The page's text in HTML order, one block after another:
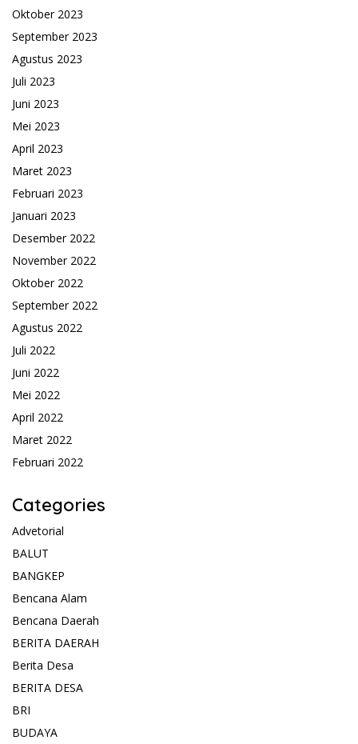
Oktober 2023
September 2023
Agustus 2023
Juli 2023
Juni 2023
Mei 2023
April 2023
Maret 2023
Februari 2023
Januari 2023
Desember 2022
November 2022
Oktober 2022
September 2022
Agustus 2022
Juli 2022
Juni 2022
Mei 2022
April 2022
Maret 2022
Februari 2022
Categories
Advetorial
BALUT
BANGKEP
Bencana Alam
Bencana Daerah
BERITA DAERAH
Berita Desa
BERITA DESA
BRI
BUDAYA